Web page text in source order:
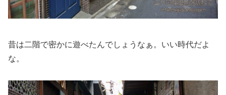
昔は二階で密かに遊べたんでしょうなぁ。いい時代だよ
な。